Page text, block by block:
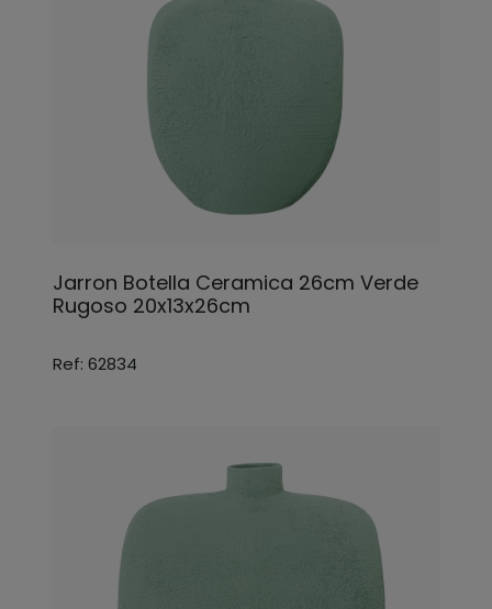
Jarron Botella Ceramica 26cm Verde
Rugoso 20x13x26cm
Ref: 62834